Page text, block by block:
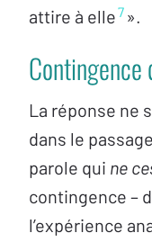
attire à elle7 ».
Contingence
La réponse ne
dans le
parole qui ne
contingence –
l’expérience